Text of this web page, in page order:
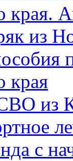
края.
из
края
из
с